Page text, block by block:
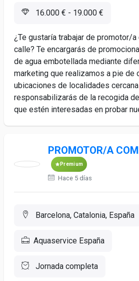
16.000 € - 19.000 €
¿Te gustaría trabajar de promotor/
calle? Te encargarás de
de agua embotellada mediante
marketing que realizamos a pie de
ubicaciones de localidades
responsabilizarás de la recogida
que estén interesadas en probar
PROMOTOR/A
Premium
Hace 5 días
Barcelona, Catalonia, España
Aquaservice España
Jornada completa